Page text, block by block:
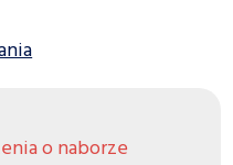
o naborze